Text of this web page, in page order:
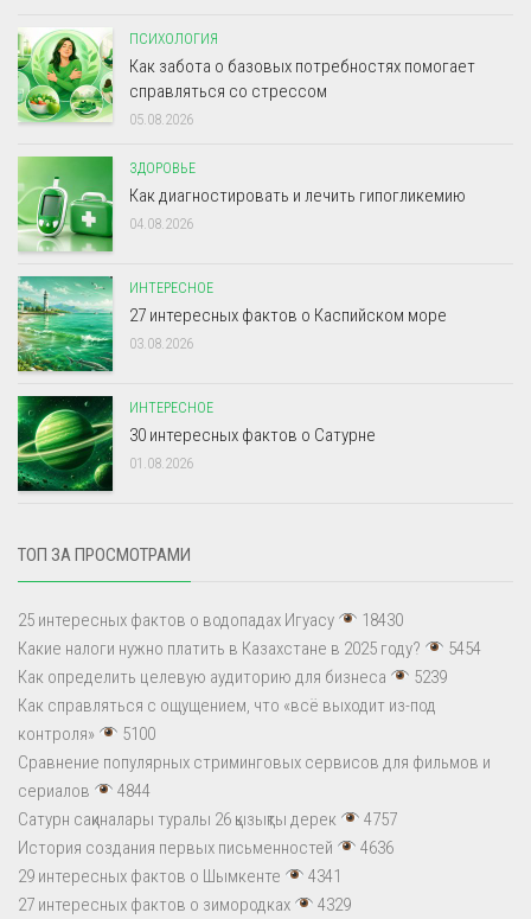
ПСИХОЛОГИЯ
Как забота о базовых потребностях помогает
справляться со стрессом
05.08.2026
ЗДОРОВЬЕ
Как диагностировать и лечить гипогликемию
04.08.2026
ИНТЕРЕСНОЕ
27 интересных фактов о Каспийском море
03.08.2026
ИНТЕРЕСНОЕ
30 интересных фактов о Сатурне
01.08.2026
ТОП ЗА ПРОСМОТРАМИ
25 интересных фактов о водопадах Игуасу
18430
Какие налоги нужно платить в Казахстане в 2025 году?
5454
Как определить целевую аудиторию для бизнеса
5239
Как справляться с ощущением, что «всё выходит из-под
контроля»
5100
Сравнение популярных стриминговых сервисов для фильмов и
сериалов
4844
Сатурн сақиналары туралы 26 қызықты дерек
4757
История создания первых письменностей
4636
29 интересных фактов о Шымкенте
4341
27 интересных фактов о зимородках
4329